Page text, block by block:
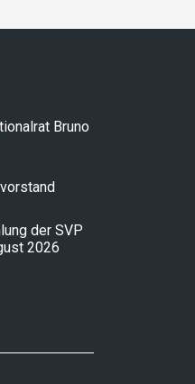
Bruno
der SVP
2026